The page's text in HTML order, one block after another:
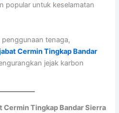
popular untuk keselamatan
tenaga,
Cermin Tingkap Bandar
jejak karbon
Tingkap Bandar Sierra